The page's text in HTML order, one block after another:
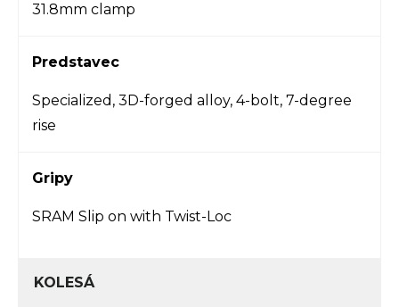
31.8mm clamp
Predstavec
Specialized, 3D-forged alloy, 4-bolt, 7-degree
rise
Gripy
SRAM Slip on with Twist-Loc
KOLESÁ